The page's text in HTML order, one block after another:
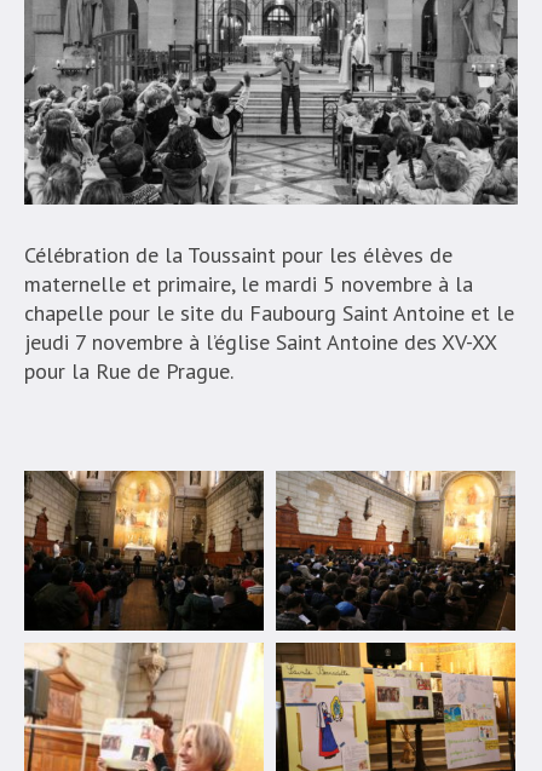
Célébration de la Toussaint pour les élèves de
maternelle et primaire, le mardi 5 novembre à la
chapelle pour le site du Faubourg Saint Antoine et le
jeudi 7 novembre à l’église Saint Antoine des XV-XX
pour la Rue de Prague.